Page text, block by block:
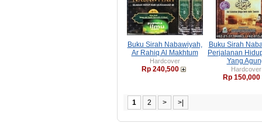
Buku Sirah Nabawiyah,
Ar Rahiq Al Makhtum
Hardcover
Rp 240,500
Buku Sirah
Perjalanan
Yang
Hardcover
Rp 150,000
1 2 > >|